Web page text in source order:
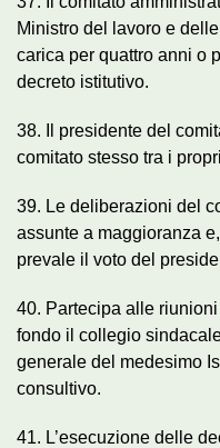
Ministro del lavoro e
carica per quattro anni o
decreto istitutivo.
38. Il presidente del
comitato stesso tra i
39. Le deliberazioni del
assunte a maggioranza
prevale il voto del
40. Partecipa alle
fondo il collegio
generale del medesimo
consultivo.
41. L’esecuzione delle